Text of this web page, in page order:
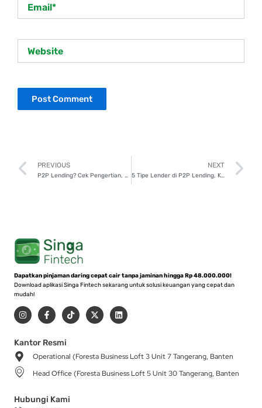
Prev
PREVIOUS
P2P Lending? Cek Pengertian, Manfaat, dan Cara Kerjanya!
NEXT
5 Tipe Lender di P2P Lending, Kamu yang Mana?
Dapatkan pinjaman daring cepat cair tanpa jaminan hingga Rp 48.000.000!
Download aplikasi Singa Fintech sekarang untuk solusi keuangan yang cepat dan
mudah!
I
n
s
a
g
r
a
m
F
a
c
b
o
-
T
i
k
X
-
t
t
r
L
i
n
i
Kantor Resmi
Operational (Foresta Business Loft 3 Unit 7 Tangerang, Banten
Head Office (Foresta Business Loft 5 Unit 30 Tangerang, Banten
Hubungi Kami